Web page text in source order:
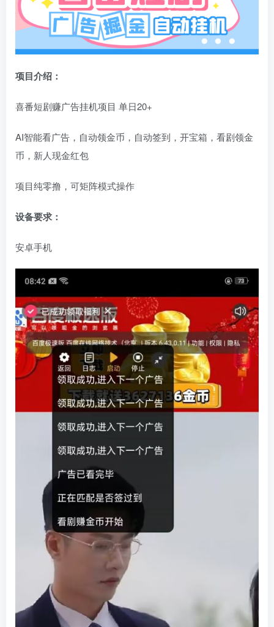
项目介绍：
喜番短剧赚广告挂机项目 单日20+
AI智能看广告，自动领金币，自动签到，开宝箱，看剧领金
币，新人现金红包
项目纯零撸，可矩阵模式操作
设备要求：
安卓手机